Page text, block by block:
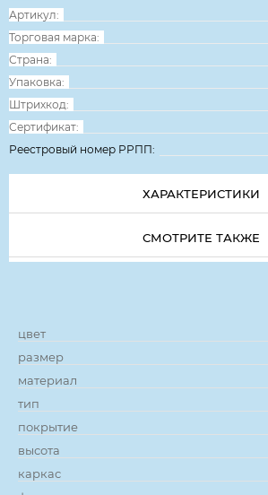
Артикул:
Торговая марка:
Страна:
Упаковка:
Штрихкод:
Сертификат:
Реестровый номер РРПП:
ХАРАКТЕРИСТИКИ
СМОТРИТЕ ТАКЖЕ
цвет
размер
материал
тип
покрытие
высота
каркас